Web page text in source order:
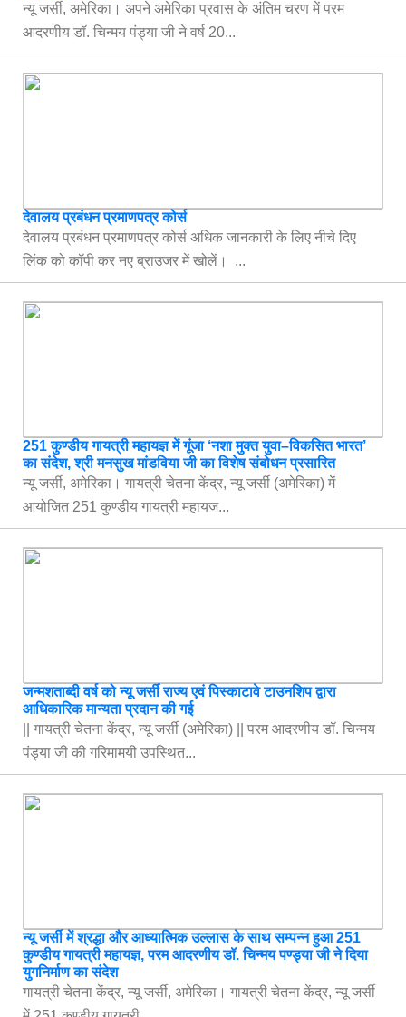
न्यू जर्सी, अमेरिका। अपने अमेरिका प्रवास के अंतिम चरण में परम
आदरणीय डॉ. चिन्मय पंड्या जी ने वर्ष 20...
देवालय प्रबंधन प्रमाणपत्र कोर्स
देवालय प्रबंधन प्रमाणपत्र कोर्स अधिक जानकारी के लिए नीचे दिए
लिंक को कॉपी कर नए ब्राउजर में खोलें। ...
251 कुण्डीय गायत्री महायज्ञ में गूंजा ‘नशा मुक्त युवा–विकसित भारत’
का संदेश, श्री मनसुख मांडविया जी का विशेष संबोधन प्रसारित
न्यू जर्सी, अमेरिका। गायत्री चेतना केंद्र, न्यू जर्सी (अमेरिका) में
आयोजित 251 कुण्डीय गायत्री महायज...
जन्मशताब्दी वर्ष को न्यू जर्सी राज्य एवं पिस्काटावे टाउनशिप द्वारा
आधिकारिक मान्यता प्रदान की गई
|| गायत्री चेतना केंद्र, न्यू जर्सी (अमेरिका) || परम आदरणीय डॉ. चिन्मय
पंड्या जी की गरिमामयी उपस्थित...
न्यू जर्सी में श्रद्धा और आध्यात्मिक उल्लास के साथ सम्पन्न हुआ 251
कुण्डीय गायत्री महायज्ञ, परम आदरणीय डॉ. चिन्मय पण्ड्या जी ने दिया
युगनिर्माण का संदेश
गायत्री चेतना केंद्र, न्यू जर्सी, अमेरिका। गायत्री चेतना केंद्र, न्यू जर्सी